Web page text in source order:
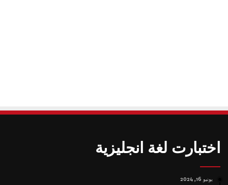
اختبارت لغة انجليزية
يونيو 16, 2024